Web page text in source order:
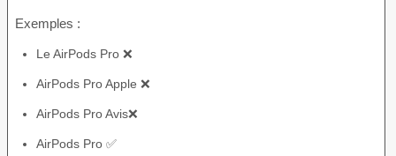
Exemples :
Le AirPods Pro ❌
AirPods Pro Apple ❌
AirPods Pro Avis❌
AirPods Pro ✅